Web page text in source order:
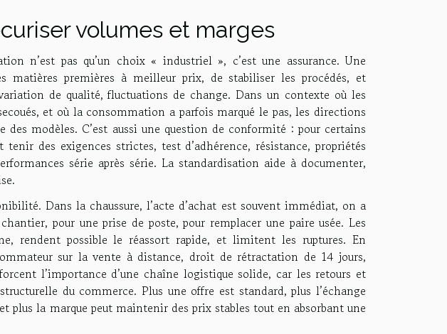
volumes et marges
n’est pas qu’un choix « industriel », c’est une assurance. Une
matières premières à meilleur prix, de stabiliser les procédés, et
de qualité, fluctuations de change. Dans un contexte où les
et où la consommation a parfois marqué le pas, les directions
des modèles. C’est aussi une question de conformité : pour certains
des exigences strictes, test d’adhérence, résistance, propriétés
série après série. La standardisation aide à documenter,
Dans la chaussure, l’acte d’achat est souvent immédiat, on a
pour une prise de poste, pour remplacer une paire usée. Les
rendent possible le réassort rapide, et limitent les ruptures. En
sur la vente à distance, droit de rétractation de 14 jours,
l’importance d’une chaîne logistique solide, car les retours et
du commerce. Plus une offre est standard, plus l’échange
plus la marque peut maintenir des prix stables tout en absorbant une